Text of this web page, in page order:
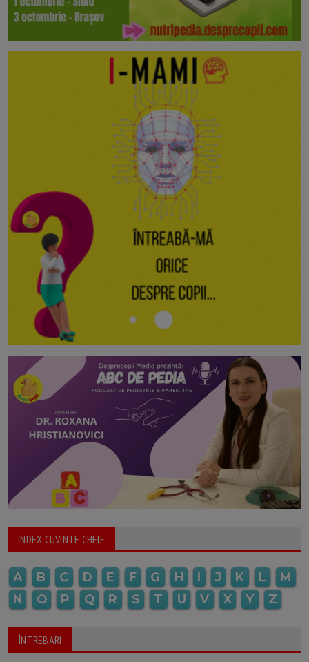
INDEX CUVINTE CHEIE
A B C D E F G H I J K L
M
N
O P Q R S T U V X Y Z
ÎNTREBARI